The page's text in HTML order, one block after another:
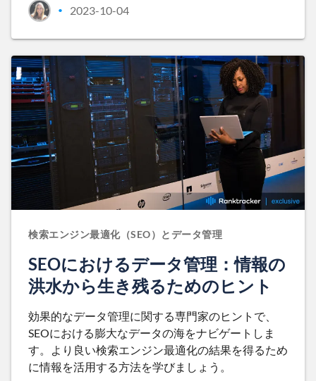
• 2023-10-04
検索エンジン最適化（SEO）とデータ管理
SEOにおけるデータ管理：情報の
洪水から生き残るためのヒント
効果的なデータ管理に関する専門家のヒントで、
SEOにおける膨大なデータの海をナビゲートしま
す。より良い検索エンジン最適化の結果を得るため
に情報を活用する方法を学びましょう。